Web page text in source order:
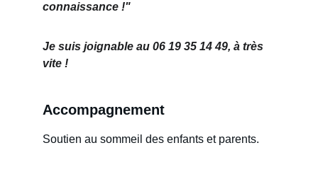
connaissance !"
Je suis joignable au 06 19 35 14 49, à très
vite !
Accompagnement
Soutien au sommeil des enfants et parents.